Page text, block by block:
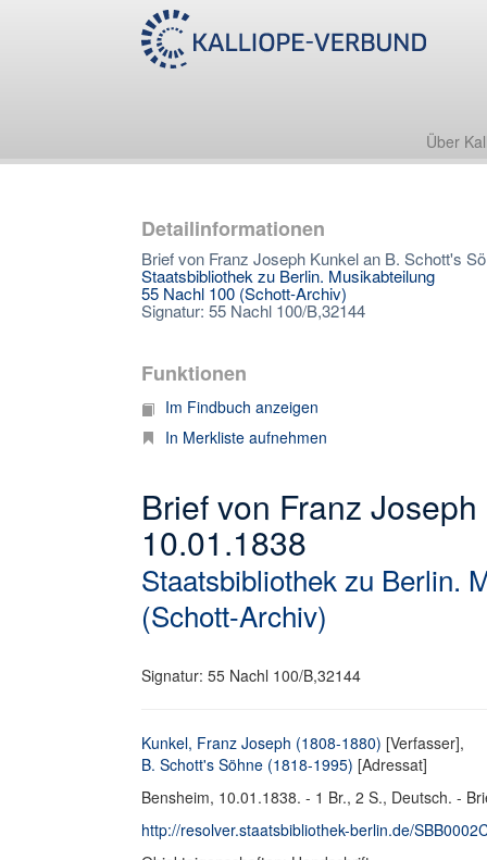
Über
Detailinformationen
Brief von Franz Joseph Kunkel an B. Schott's
Staatsbibliothek zu Berlin. Musikabteilung
55 Nachl 100 (Schott-Archiv)
Signatur: 55 Nachl 100/B,32144
Funktionen
Im Findbuch anzeigen
In Merkliste aufnehmen
Brief von Franz
10.01.1838
Staatsbibliothek zu Berlin.
(Schott-Archiv)
Signatur: 55 Nachl 100/B,32144
Kunkel, Franz Joseph (1808-1880) [Verfasser],
B. Schott's Söhne (1818-1995) [Adressat]
Bensheim, 10.01.1838. - 1 Br., 2 S., Deutsch. -
http://resolver.staatsbibliothek-berlin.de/